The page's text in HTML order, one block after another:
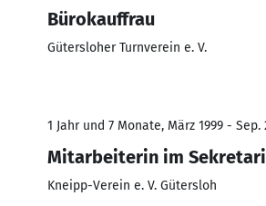
Bürokauffrau
Gütersloher Turnverein e. V.
1 Jahr und 7 Monate, März 1999 - Sep.
Mitarbeiterin im
Kneipp-Verein e. V. Gütersloh